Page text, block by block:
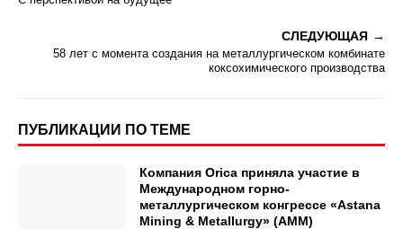
СЛЕДУЮЩАЯ
58 лет с момента создания на металлургическом комбинате
коксохимического производства
ПУБЛИКАЦИИ ПО ТЕМЕ
Компания Orica приняла участие в
Международном горно-
металлургическом конгрессе «Astana
Mining & Metallurgy» (АММ)